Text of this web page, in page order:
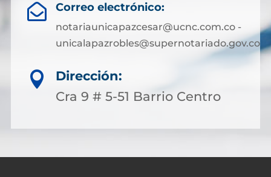
 Correo electrónico:
notariaunicapazcesar@ucnc.com.co -
unicalapazrobles@supernotariado.gov.co

Dirección:
Cra 9 # 5-51 Barrio Centro